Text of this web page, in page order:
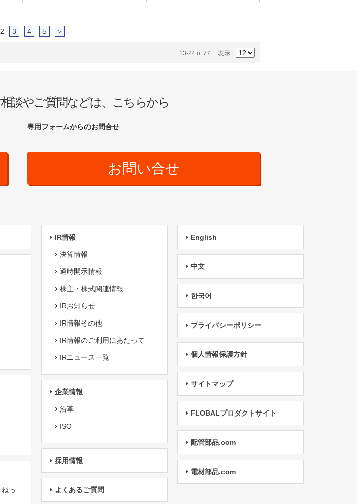
2 3 4 5 ＞
13-24 of 77 表示
談やご質問などは、こちらから
専用フォームからのお問合せ
お問い合せ
っ
IR情報
決算情報
適時開示情報
株主・株式関連情報
IRお知らせ
IR情報その他
IR情報のご利用にあたって
IRニュース一覧
企業情報
沿革
ISO
採用情報
よくあるご質問
English
中文
한국어
プライバシーポリシー
個人情報保護方針
サイトマップ
FLOBALプロダクトサイト
配管部品.com
電材部品.com